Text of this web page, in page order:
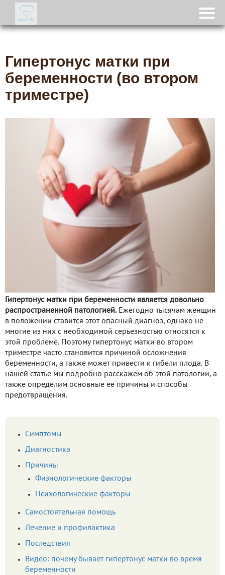
Гипертонус матки при
беременности (во втором
триместре)
Гипертонус матки при беременности является довольно
распространенной патологией. Ежегодно тысячам женщин
в положении ставится этот опасный диагноз, однако не
многие из них с необходимой серьезностью относятся к
этой проблеме. Поэтому гипертонус матки во втором
триместре часто становится причиной осложнения
беременности, а также может привести к гибели плода. В
нашей статье мы подробно расскажем об этой патологии, а
также определим основные ее причины и способы
предотвращения.
Симптомы
Диагностика
Причины
Физиологические факторы
Психологические факторы
Самостоятельная помощь
Лечение и профилактика
Последствия
Видео: почему бывает гипертонус матки во время
беременности